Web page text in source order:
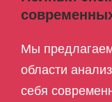
Мы
области
себя